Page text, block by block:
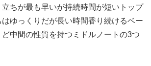
ちが最も早いが持続時間が短いトップ
はゆっくりだが長い時間香り続けるベー
中間の性質を持つミドルノートの3つ